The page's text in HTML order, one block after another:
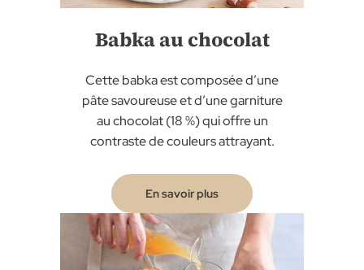
Babka au chocolat
Cette babka est composée d’une
pâte savoureuse et d’une garniture
au chocolat (18 %) qui offre un
contraste de couleurs attrayant.
En savoir plus